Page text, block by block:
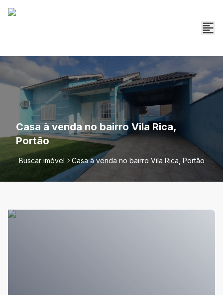
Casa à venda no bairro Vila Rica,
Portão
Buscar imóvel Casa à venda no bairro Vila Rica, Portão